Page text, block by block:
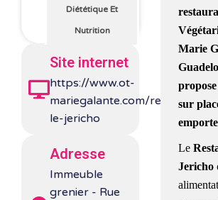
Diététique Et
Nutrition
Site internet
https://www.ot-
mariegalante.com/restaurant-
le-jericho
Adresse
Immeuble
grenier - Rue
Marie
sur
Le
Jericho